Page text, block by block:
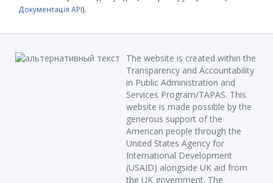
Документація API).
The website is created within the
Transparency and Accountability
in Public Administration and
Services Program/TAPAS. This
website is made possible by the
generous support of the
American people through the
United States Agency for
International Development
(USAID) alongside UK aid from
the UK government. The